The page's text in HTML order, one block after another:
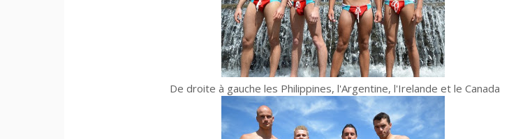
De droite à gauche les Philippines, l'Argentine, l'Irelande et le Canada